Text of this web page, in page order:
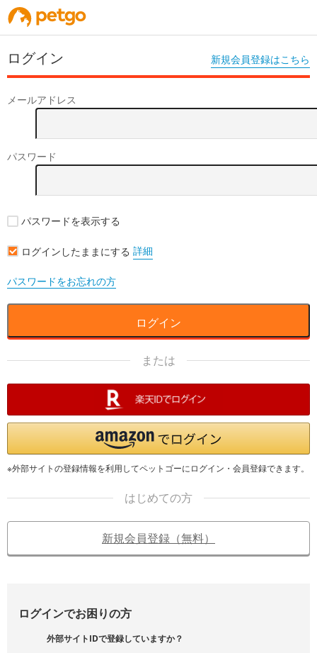
ログイン 新規会員登録はこちら
メールアドレス
パスワード
パスワードを表示する
ログインしたままにする 詳細
パスワードをお忘れの方
ログイン
または
※外部サイトの登録情報を利用してペットゴーにログイン・会員登録できます。
はじめての方
新規会員登録（無料）
ログインでお困りの方
外部サイトIDで登録していますか？